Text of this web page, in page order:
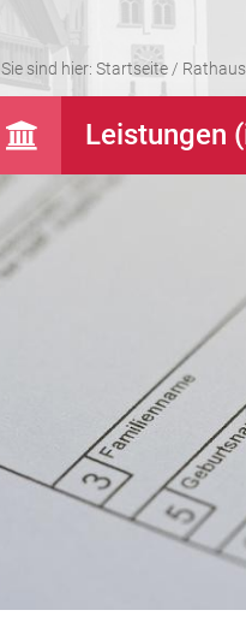
Sie sind hier: Startseite/
Leistungen